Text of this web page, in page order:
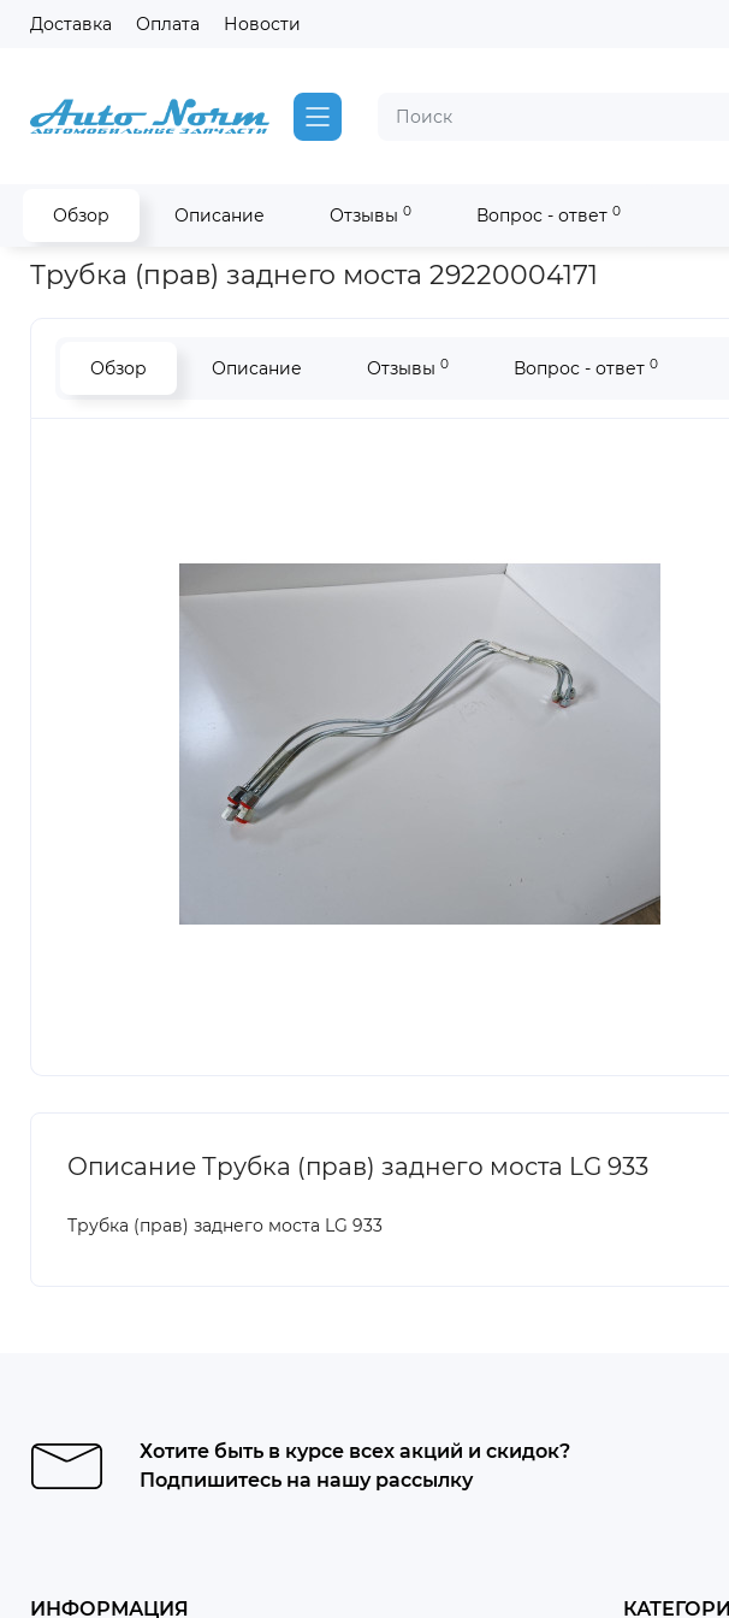
Доставка Оплата Новости
Обзор Описание Отзывы 0 Вопрос - ответ 0
Главная Запчасти SDLG !РАСПРОДАЖА! Трубка (прав) заднего моста LG 933
Трубка (прав) заднего моста 29220004171
Обзор Описание Отзывы 0 Вопрос - ответ 0
Описание Трубка (прав) заднего моста LG 933
Трубка (прав) заднего моста LG 933
Хотите быть в курсе всех акций и скидок?
Подпишитесь на нашу рассылку
ИНФОРМАЦИЯ